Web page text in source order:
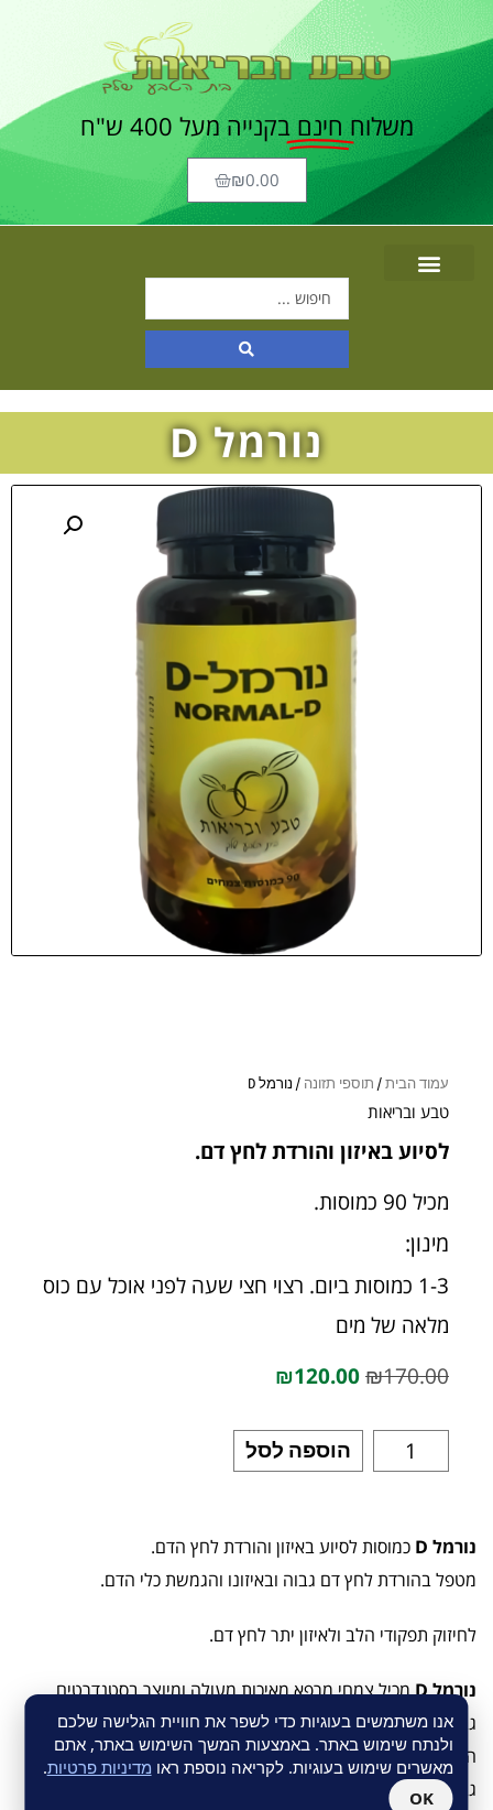
משלוח חינם בקנייה מעל 400 ש"ח
₪0.00
נורמל D
עמוד הבית/ תוספי תזונה / נורמל D
טבע ובריאות
לסיוע באיזון והורדת לחץ דם.
מכיל 90 כמוסות.
מינון:
1-3 כמוסות ביום. רצוי חצי שעה לפני אוכל עם כוס
מלאה של מים
₪170.00
₪120.00
הוספה לסל
נורמל D
כמוסות לסיוע באיזון והורדת לחץ הדם.
מטפל בהורדת לחץ דם גבוה ובאיזונו והגמשת כלי הדם.
לחיזוק תפקודי הלב ולאיזון יתר לחץ דם.
נורמל D מכיל צמחי מרפא מאיכות מעולה ומיוצר בסטנדרטים
גבוהים ביותר.
הפורמולה הייחודית בשילוב עם איכות הרכיבים מביאים ליעילות
גבוהה במיוחד ולהשפעה תוך 7-10 ימים.
אנו משתמשים בעוגיות כדי לשפר את חוויית הגלישה שלכם
ולנתח שימוש באתר. באמצעות המשך השימוש באתר, אתם
מאשרים שימוש בעוגיות. לקריאה נוספת ראו מדיניות פרטיות.
OK